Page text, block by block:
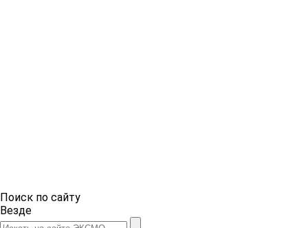
Поиск по сайту
Везде